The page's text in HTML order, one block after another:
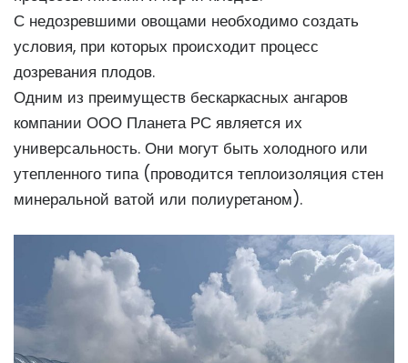
С недозревшими овощами необходимо создать
условия, при которых происходит процесс
дозревания плодов.
Одним из преимуществ бескаркасных ангаров
компании ООО Планета РС является их
универсальность. Они могут быть холодного или
утепленного типа (проводится теплоизоляция стен
минеральной ватой или полиуретаном).